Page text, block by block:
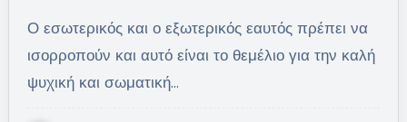
Ο εσωτερικός και ο εξωτερικός εαυτός πρέπει να
ισορροπούν και αυτό είναι το θεμέλιο για την καλή
ψυχική και σωματική…